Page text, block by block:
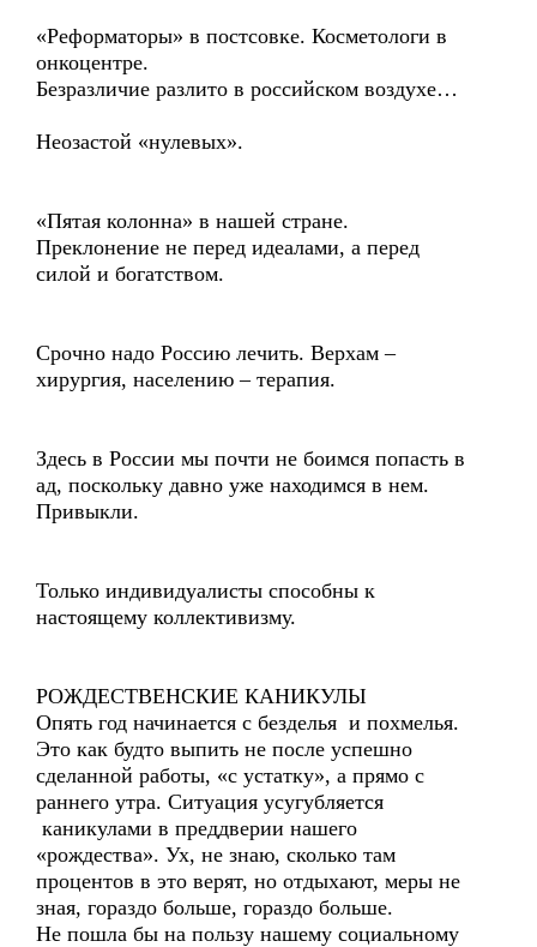
«Реформаторы» в постсовке. Косметологи в
онкоцентре.
Безразличие разлито в российском воздухе…
Неозастой «нулевых».
«Пятая колонна» в нашей стране.
Преклонение не перед идеалами, а перед
силой и богатством.
Срочно надо Россию лечить. Верхам –
хирургия, населению – терапия.
Здесь в России мы почти не боимся попасть в
ад, поскольку давно уже находимся в нем.
Привыкли.
Только индивидуалисты способны к
настоящему коллективизму.
РОЖДЕСТВЕНСКИЕ КАНИКУЛЫ
Опять год начинается с безделья и похмелья.
Это как будто выпить не после успешно
сделанной работы, «с устатку», а прямо с
раннего утра. Ситуация усугубляется
каникулами в преддверии нашего
«рождества». Ух, не знаю, сколько там
процентов в это верят, но отдыхают, меры не
зная, гораздо больше, гораздо больше.
Не пошла бы на пользу нашему социальному